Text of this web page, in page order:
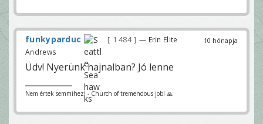
10 hónapja
funkyparduc 1 484
— Erin Elite
Andrews
Üdv! Nyerünk hajnalban? Jó lenne
Nem értek semmihez! - Church of tremendous job! 🙏